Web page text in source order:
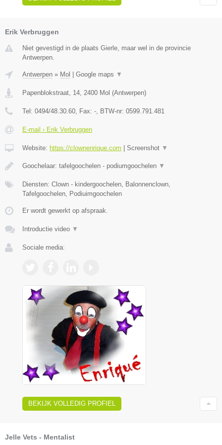
Erik Verbruggen
Niet gevestigd in de plaats Gierle, maar wel in de provincie
Antwerpen.
Antwerpen » Mol Google maps ▼
Papenblokstraat, 14, 2400 Mol (Antwerpen)
Tel: 0494/48.30.60, Fax: -, BTW-nr: 0599.791.481
E-mail › Erik Verbruggen
Website: https://clownenrique.com Screenshot ▼
Goochelaar: tafelgoochelen - podiumgoochelen ▼
Diensten: Clown - kindergoochelen, Balonnenclown,
Tafelgoochelen, Podiuimgoochelen
Er wordt gewerkt op afspraak.
Introductie video ▼
Sociale media:
BEKIJK VOLLEDIG PROFIEL
Jelle Vets - Mentalist